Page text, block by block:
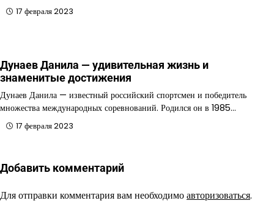
17 февраля 2023
Дунаев Данила — удивительная жизнь и
знаменитые достижения
Дунаев Данила — известный российский спортсмен и победитель
множества международных соревнований. Родился он в 1985…
17 февраля 2023
Добавить комментарий
Для отправки комментария вам необходимоавторизоваться.